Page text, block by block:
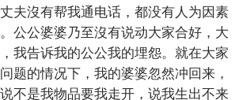
夫沒有帮我通电话，都没有人为因素
公公婆婆乃至沒有说动大家合好，大
我告诉我的公公我的埋怨。就在大家
题的情况下，我的婆婆忽然冲回来，
不是我物品要我走开，说我生出不来